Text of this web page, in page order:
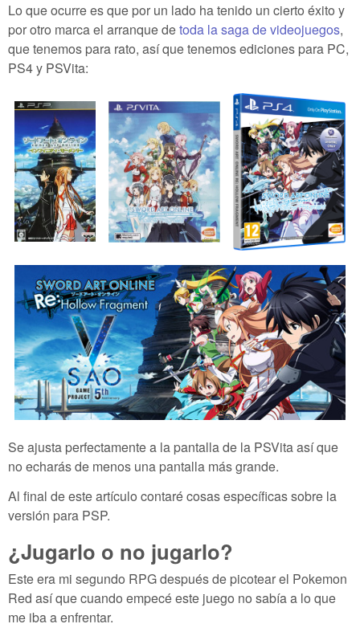
Lo que ocurre es que por un lado ha tenido un cierto éxito y
por otro marca el arranque detoda la saga de videojuegos,
que tenemos para rato, así que tenemos ediciones para PC,
PS4 y PSVita:
Se ajusta perfectamente a la pantalla de la PSVita así que
no echarás de menos una pantalla más grande.
Al final de este artículo contaré cosas específicas sobre la
versión para PSP.
¿Jugarlo o no jugarlo?
Este era mi segundo RPG después de picotear el Pokemon
Red así que cuando empecé este juego no sabía a lo que
me iba a enfrentar.